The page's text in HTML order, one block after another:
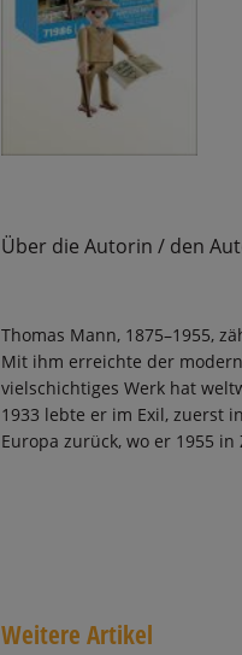
Über die Autorin / den
Thomas Mann, 1875–1955,
Mit ihm erreichte der
vielschichtiges Werk hat
1933 lebte er im Exil, zuerst
Europa zurück, wo er 1955
Weitere Artikel